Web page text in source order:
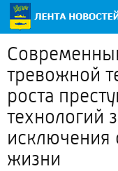
тревожной
роста
технологий
жизни